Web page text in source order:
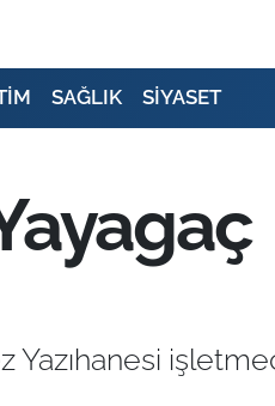
SAĞLIK SİYASET
Yazıhanesi